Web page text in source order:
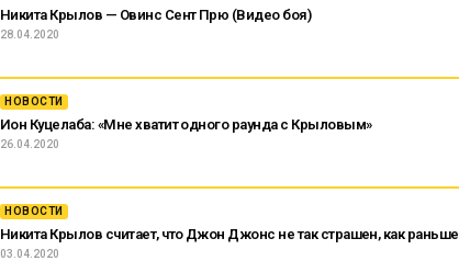
Никита Крылов — Овинс Сент Прю (Видео боя)
28.04.2020
НОВОСТИ
Ион Куцелаба: «Мне хватит одного раунда с Крыловым»
26.04.2020
НОВОСТИ
Никита Крылов считает, что Джон Джонс не так страшен, как раньше
03.04.2020